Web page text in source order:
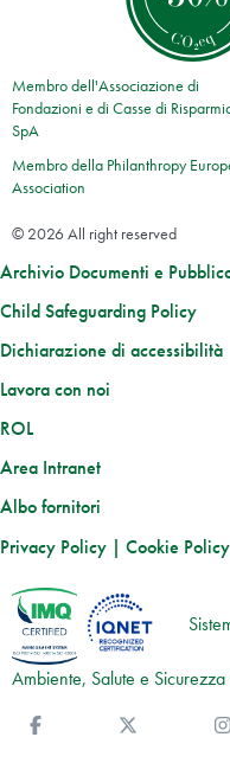
Membro dell'Associazione di
Fondazioni e di Casse di
SpA
Membro della Philanthropy
Association
© 2026 All right reserved
Archivio Documenti e
Child Safeguarding Policy
Dichiarazione di accessibilità
Lavora con noi
ROL
Area Intranet
Albo fornitori
Privacy Policy | Cookie Policy
Ambiente, Salute e